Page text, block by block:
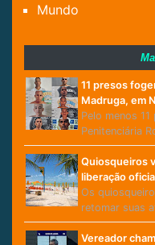
Mundo
11 presos
Madruga, em
Pelo menos
Penitenciária
Quiosqueiros
liberação
Os
retomar suas
Vereador